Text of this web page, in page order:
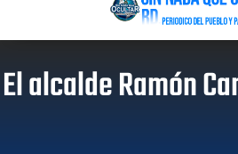
El alcalde Ramón